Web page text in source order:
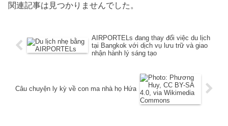
関連記事は見つかりませんでした。
AIRPORTELs đang thay đổi việc du lịch
tại Bangkok với dịch vụ lưu trữ và giao
nhận hành lý sáng tạo
Câu chuyện ly kỳ về con ma nhà họ Hứa